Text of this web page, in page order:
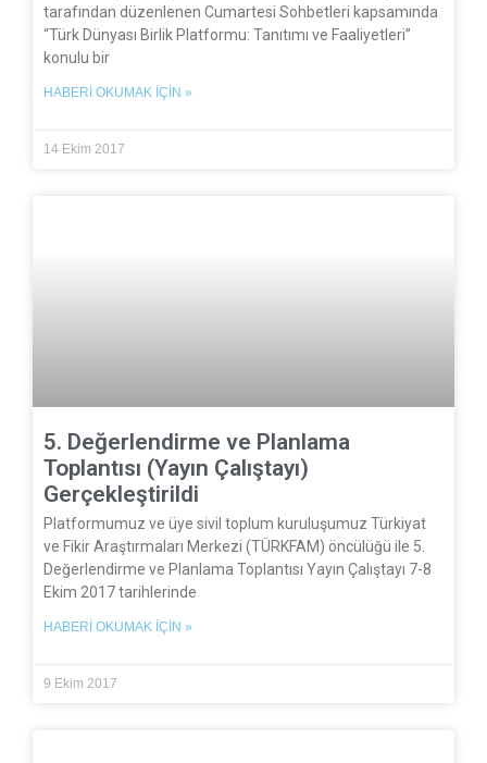
tarafından düzenlenen Cumartesi Sohbetleri kapsamında
“Türk Dünyası Birlik Platformu: Tanıtımı ve Faaliyetleri”
konulu bir
HABERI OKUMAK İÇIN »
14 Ekim 2017
5. Değerlendirme ve Planlama
Toplantısı (Yayın Çalıştayı)
Gerçekleştirildi
Platformumuz ve üye sivil toplum kuruluşumuz Türkiyat
ve Fikir Araştırmaları Merkezi (TÜRKFAM) öncülüğü ile 5.
Değerlendirme ve Planlama Toplantısı Yayın Çalıştayı 7-8
Ekim 2017 tarihlerinde
HABERI OKUMAK İÇIN »
9 Ekim 2017